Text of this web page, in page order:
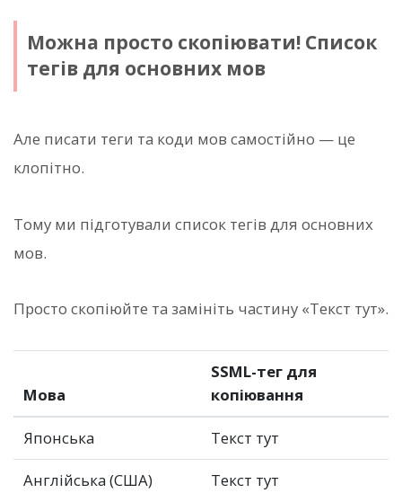
Можна просто скопіювати! Список
тегів для основних мов
Але писати теги та коди мов самостійно — це
клопітно.
Тому ми підготували список тегів для основних
мов.
Просто скопіюйте та замініть частину «Текст тут».
Мова
SSML-тег для
копіювання
Японська Текст тут
Англійська (США) Текст тут